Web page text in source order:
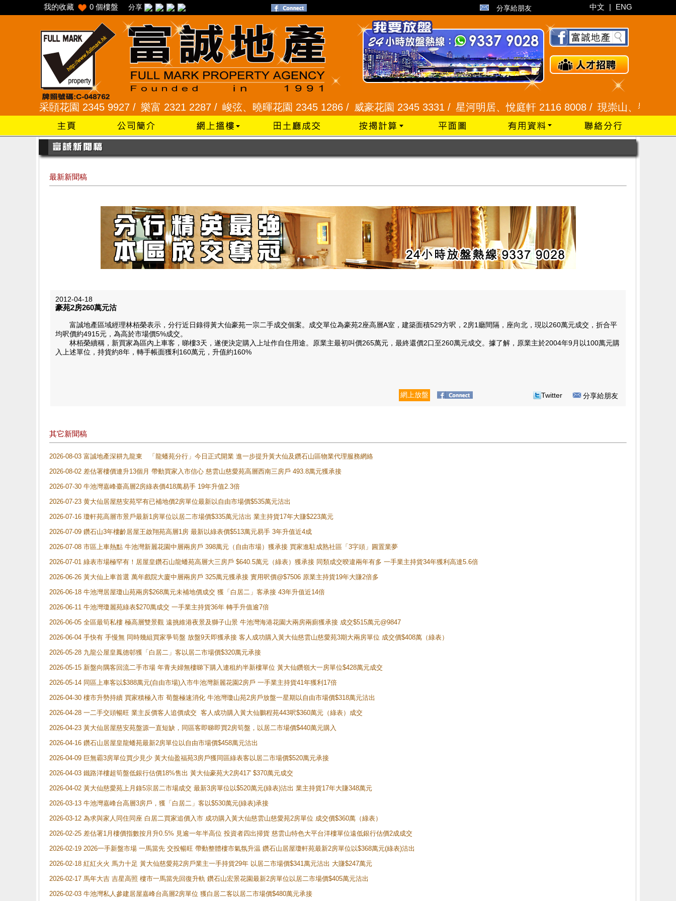
我的收藏 0 個樓盤 分享 分享給朋友 中文 | ENG
采頣花園 2345 9927 /樂富 2321 2287 /峻弦、曉暉花園 2345 1286 /威豪花園 2345 3331 /星河明居、悅庭軒 2116 8008 /現崇山、譽港灣 2345
最新新聞稿
2012-04-18
豪苑2房260萬元沽
富誠地產區域經理林栢榮表示，分行近日錄得黃大仙豪苑一宗二手成交個案。成交單位為豪苑2座高層A室，建築面積529方呎，2房1廳間隔，座向北，現以260萬元成交，折合平
均呎價約4915元，為高於市場價5%成交。
林栢榮續稱，新買家為區內上車客，睇樓3天，遂便決定購入上址作自住用途。原業主最初叫價265萬元，最終還價2口至260萬元成交。據了解，原業主於2004年9月以100萬元購
入上述單位，持貨約8年，轉手帳面獲利160萬元，升值約160%
網上放盤 Twitter 分享給朋友
其它新聞稿
2026-08-03 富誠地產深耕九龍東 「龍蟠苑分行」今日正式開業 進一步提升黃大仙及鑽石山區物業代理服務網絡
2026-08-02 差估署樓價連升13個月 帶動買家入市信心 慈雲山慈愛苑高層西南三房戶 493.8萬元獲承接
2026-07-30 牛池灣嘉峰臺高層2房綠表價418萬易手 19年升值2.3倍
2026-07-23 黄大仙居屋慈安苑罕有已補地價2房單位最新以自由市場價$535萬元沽出
2026-07-16 瓊軒苑高層市景戶最新1房單位以居二市場價$335萬元沽出 業主持貨17年大賺$223萬元
2026-07-09 鑽石山3年樓齡居屋王啟翔苑高層1房 最新以綠表價$513萬元易手 3年升值近4成
2026-07-08 市區上車熱點 牛池灣新麗花園中層兩房戶 398萬元（自由市場）獲承接 買家進駐成熟社區「3字頭」圓置業夢
2026-07-01 綠表市場極罕有！居屋皇鑽石山龍蟠苑高層大三房戶 $640.5萬元（綠表）獲承接 同類成交暌違兩年有多 一手業主持貨34年獲利高達5.6倍
2026-06-26 黃大仙上車首選 萬年戲院大廈中層兩房戶 325萬元獲承接 實用呎價@$7506 原業主持貨19年大賺2倍多
2026-06-18 牛池灣居屋瓊山苑兩房$268萬元未補地價成交 獲「白居二」客承接 43年升值近14倍
2026-06-11 牛池灣瓊麗苑綠表$270萬成交 一手業主持貨36年 轉手升值逾7倍
2026-06-05 全區最筍私樓 極高層雙景觀 遠挑維港夜景及獅子山景 牛池灣海港花園大兩房兩廁獲承接 成交$515萬元@9847
2026-06-04 手快有 手慢無 同時幾組買家爭筍盤 放盤9天即獲承接 客人成功購入黃大仙慈雲山慈愛苑3期大兩房單位 成交價$408萬（綠表）
2026-05-28 九龍公屋皇鳳德邨獲「白居二」客以居二市場價$320萬元承接
2026-05-15 新盤向隅客回流二手市場 年青夫婦無樓睇下購入連租約半新樓單位 黃大仙鑽嶺大一房單位$428萬元成交
2026-05-14 同區上車客以$388萬元(自由市場)入市牛池灣新麗花園2房戶 一手業主持貨41年獲利17倍
2026-04-30 樓市升勢持續 買家積極入市 荀盤極速消化 牛池灣瓊山苑2房戶放盤一星期以自由市場價$318萬元沽出
2026-04-28 一二手交頭暢旺 業主反價客人追價成交 客人成功購入黃大仙鵬程苑443呎$360萬元（綠表）成交
2026-04-23 黃大仙居屋慈安苑盤源一直短缺，同區客即睇即買2房筍盤，以居二市場價$440萬元購入
2026-04-16 鑽石山居屋皇龍蟠苑最新2房單位以自由市場價$458萬元沽出
2026-04-09 巨無霸3房單位買少見少 黃大仙盈福苑3房戶獲同區綠表客以居二市場價$520萬元承接
2026-04-03 鐵路洋樓超筍盤低銀行估價18%售出 黃大仙豪苑大2房417' $370萬元成交
2026-04-02 黃大仙慈愛苑上月錄5宗居二市場成交 最新3房單位以$520萬元(綠表)沽出 業主持貨17年大賺348萬元
2026-03-13 牛池灣嘉峰台高層3房戶，獲「白居二」客以$530萬元(綠表)承接
2026-03-12 為求與家人同住同座 白居二買家追價入市 成功購入黃大仙慈雲山慈愛苑2房單位 成交價$360萬（綠表）
2026-02-25 差估署1月樓價指數按月升0.5% 見逾一年半高位 投資者四出掃貨 慈雲山特色大平台洋樓單位遠低銀行估價2成成交
2026-02-19 2026一手新盤市場 一馬當先 交投暢旺 帶動整體樓市氣氛升温 鑽石山居屋瓊軒苑最新2房單位以$368萬元(綠表)沽出
2026-02-18 紅紅火火 馬力十足 黃大仙慈愛苑2房戶業主一手持貨29年 以居二市場價$341萬元沽出 大賺$247萬元
2026-02-17 馬年大吉 吉星高照 樓市一馬當先回復升軌 鑽石山宏景花園最新2房單位以居二市場價$405萬元沽出
2026-02-03 牛池灣私人參建居屋嘉峰台高層2房單位 獲白居二客以居二市場價$480萬元承接